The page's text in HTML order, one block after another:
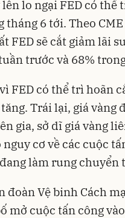
lo ngại FED có thể
6 tới. Theo
FED sẽ cắt giảm lãi
trước và 68%
FED có thể trì hoãn
Trái lại, giá vàng
gia, sở dĩ giá vàng
cơ về các cuộc
làm rung chuyển
đoàn Vệ binh Cách
mở cuộc tấn công